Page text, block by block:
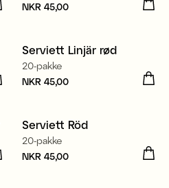
Pris :NKR 45,00
NKR 45,00
Serviett Linjär rød
20-pakke
Pris :NKR 45,00
NKR 45,00
3 for 99 kr
Serviett Röd
20-pakke
Pris :NKR 45,00
NKR 45,00